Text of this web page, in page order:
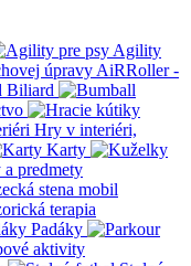
Agility
AiRRoller -
Biliard
Hry v interiéri,
Karty
predmety
stena mobil
terapia
Padáky
aktivity